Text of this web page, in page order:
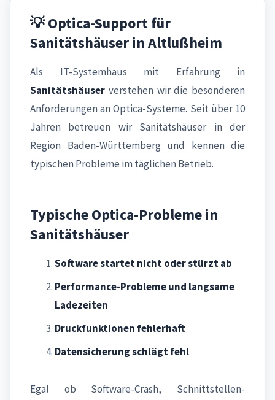
💡 Optica-Support für
Sanitätshäuser in Altlußheim
Als IT-Systemhaus mit Erfahrung in
Sanitätshäuser verstehen wir die besonderen
Anforderungen an Optica-Systeme. Seit über 10
Jahren betreuen wir Sanitätshäuser in der
Region Baden-Württemberg und kennen die
typischen Probleme im täglichen Betrieb.
Typische Optica-Probleme in
Sanitätshäuser
Software startet nicht oder stürzt ab
Performance-Probleme und langsame
Ladezeiten
Druckfunktionen fehlerhaft
Datensicherung schlägt fehl
Egal ob Software-Crash, Schnittstellen-